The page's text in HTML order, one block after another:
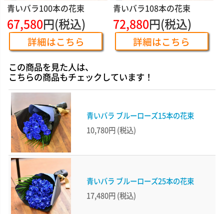
青いバラ100本の花束
67,580円(税込)
詳細はこちら
青いバラ108本の花束
72,880円(税込)
詳細はこちら
この商品を見た人は、
こちらの商品もチェックしています！
青いバラ ブルーローズ15本の花束
10,780円 (税込)
青いバラ ブルーローズ25本の花束
17,480円 (税込)